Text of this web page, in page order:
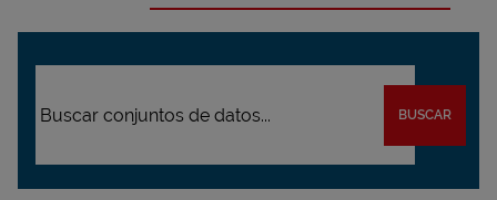
BUSCAR